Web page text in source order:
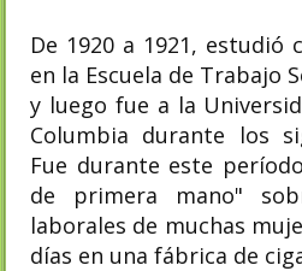
De 1920 a 1921, estudió
en la Escuela de Trabajo
y luego fue a la
Columbia durante los
Fue durante este
de primera mano"
laborales de muchas
días en una fábrica de